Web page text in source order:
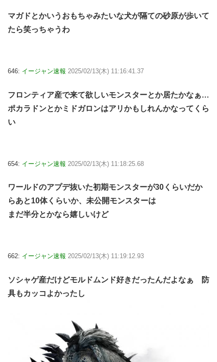
マガドとかいうおもちゃみたいな犬が隔ての砂原が歩いて
たら笑っちゃうわ
646: イージャン速報 2025/02/13(木) 11:16:41.37
フロンティア産で来て欲しいモンスターとか居たかなぁ…
ポカラドンとかミドガロンはアリかもしれんかなってくら
い
654: イージャン速報 2025/02/13(木) 11:18:25.68
ワールドのアプデ抜いた初期モンスターが30くらいだか
らあと10体くらいか、未公開モンスターは
まだ半分とかなら嬉しいけど
662: イージャン速報 2025/02/13(木) 11:19:12.93
ソシャゲ産だけどモルドムンド好きだったんだよなぁ 防
具もカッコよかったし